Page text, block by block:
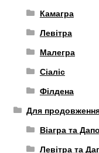
Камагра
Левітра
Малегра
Сіаліс
Філдена
Для
Віагра та
Левітра та